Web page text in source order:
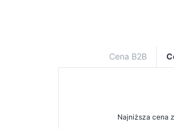
Cena B2B
Najniższa cena